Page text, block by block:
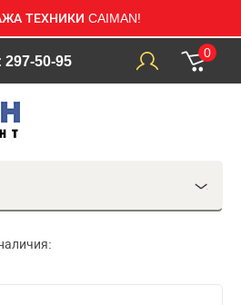
ТЕХНИКИ CAIMAN!
297-50-95
0